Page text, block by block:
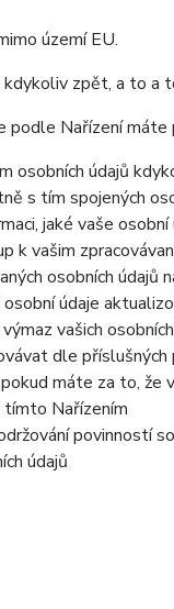
území EU.
zpět, a to a
podle Nařízení máte
osobních údajů
s tím spojených
jaké vaše osobní
k vašim
osobních údajů
údaje
vašich
dle příslušných
pokud máte za to,
tímto Nařízením
povinností
údajů